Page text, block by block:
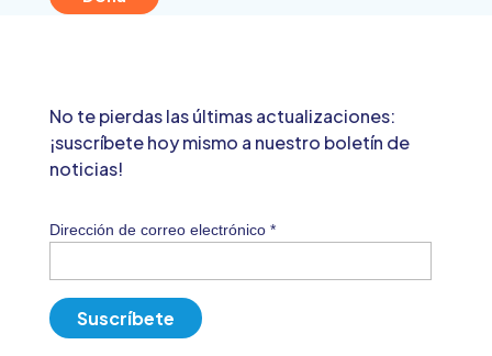
No te pierdas las últimas actualizaciones:
¡suscríbete hoy mismo a nuestro boletín de
noticias!
Dirección de correo electrónico *